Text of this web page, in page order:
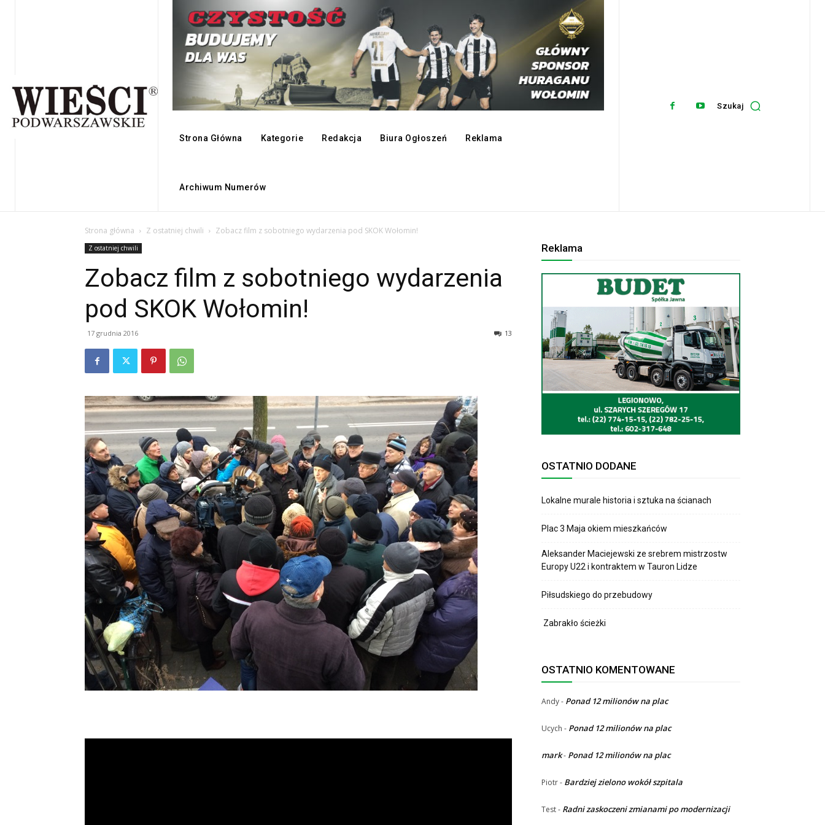
Strona Główna Kategorie Redakcja Biura Ogłoszeń Reklama
Archiwum Numerów
Szukaj
Strona główna Z ostatniej chwili Zobacz film z sobotniego wydarzenia pod SKOK Wołomin!
Z ostatniej chwili
Zobacz film z sobotniego wydarzenia
pod SKOK Wołomin!
17 grudnia 2016 13
Reklama
OSTATNIO DODANE
Lokalne murale historia i sztuka na ścianach
Plac 3 Maja okiem mieszkańców
Aleksander Maciejewski ze srebrem mistrzostw
Europy U22 i kontraktem w Tauron Lidze
Piłsudskiego do przebudowy
Zabrakło ścieżki
OSTATNIO KOMENTOWANE
Andy- Ponad 12 milionów na plac
Ucych - Ponad 12 milionów na plac
mark- Ponad 12 milionów na plac
Piotr- Bardziej zielono wokół szpitala
Test- Radni zaskoczeni zmianami po modernizacji